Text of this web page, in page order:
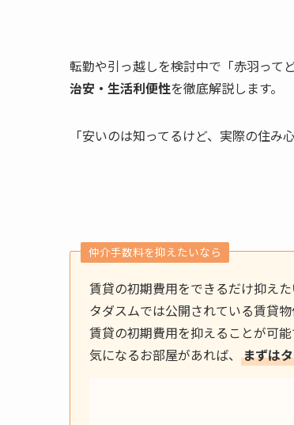
転勤や引っ越しを検討中で「赤羽って
治安・生活利便性を徹底解説します。
「安いのは知ってるけど、実際の住み
仲介手数料を抑えたいなら
賃貸の初期費用をできるだけ抑えた
タダスムでは公開されている賃貸
賃貸の初期費用を抑えることが可能
気になるお部屋があれば、 まずは